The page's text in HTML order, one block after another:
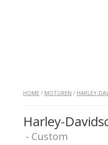
HOME / MOTOREN / HARLEY-
Harley-
- Custom